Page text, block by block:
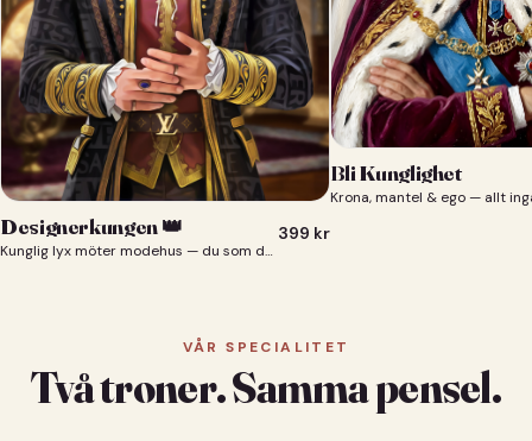
Designerkungen 👑
Kunglig lyx möter modehus — du som designerkung 👑
399 kr
Bli Kunglighet
Krona, mantel & ego — allt
VÅR SPECIALITET
Två troner. Samma pensel.